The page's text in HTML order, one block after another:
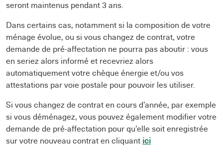
seront maintenus pendant 3 ans.
Dans certains cas, notamment si la composition de votre
ménage évolue, ou si vous changez de contrat, votre
demande de pré-affectation ne pourra pas aboutir : vous
en seriez alors informé et recevriez alors
automatiquement votre chèque énergie et/ou vos
attestations par voie postale pour pouvoir les utiliser.
Si vous changez de contrat en cours d’année, par exemple
si vous déménagez, vous pouvez également modifier votre
demande de pré-affectation pour qu’elle soit enregistrée
sur votre nouveau contrat en cliquant ici